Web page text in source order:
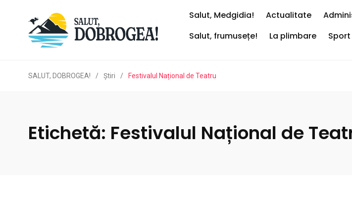
Salut, Medgidia! Actualitate
Salut, frumusețe!
La plimbare Sport
SALUT, DOBROGEA! / Ştiri / Festivalul Național de Teatru
Etichetă: Festivalul Național de